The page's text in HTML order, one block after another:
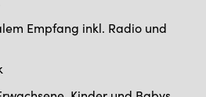
Empfang inkl. Radio und